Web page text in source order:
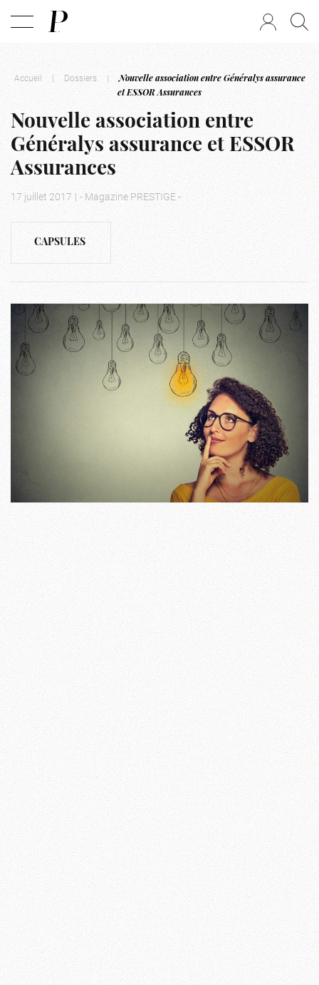
Accueil | Dossiers |
Nouvelle association entre Généralys assurance
et ESSOR Assurances
Nouvelle association entre
Généralys assurance et ESSOR
Assurances
17 juillet 2017 | - Magazine PRESTIGE -
CAPSULES